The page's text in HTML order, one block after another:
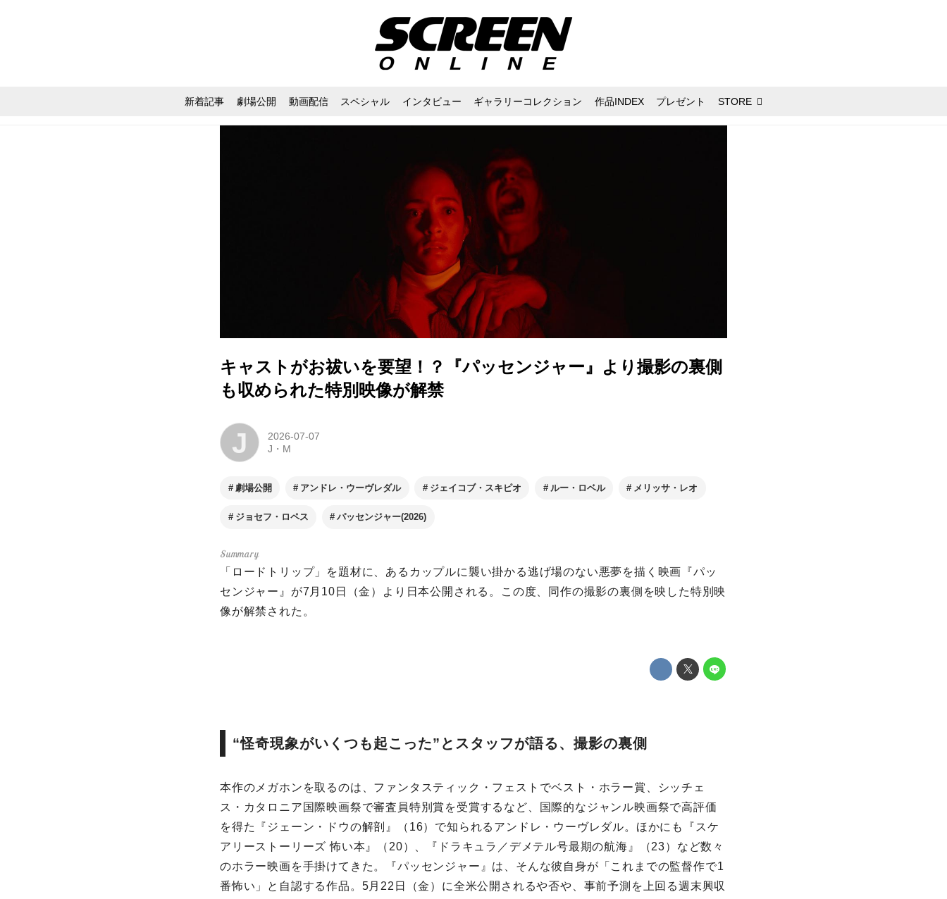
新着記事 劇場公開 動画配信 スペシャル インタビュー ギャラリーコレクション 作品INDEX プレゼント STORE
キャストがお祓いを要望！？『パッセンジャー』より撮影の裏側
も収められた特別映像が解禁
J
2026-07-07
J・M
劇場公開 アンドレ・ウーヴレダル ジェイコブ・スキピオ ルー・ロベル メリッサ・レオ
ジョセフ・ロペス パッセンジャー(2026)
「ロードトリップ」を題材に、あるカップルに襲い掛かる逃げ場のない悪夢を描く映画『パッ
センジャー』が7月10日（金）より日本公開される。この度、同作の撮影の裏側を映した特別映
像が解禁された。
“怪奇現象がいくつも起こった”とスタッフが語る、撮影の裏側
本作のメガホンを取るのは、ファンタスティック・フェストでベスト・ホラー賞、シッチェ
ス・カタロニア国際映画祭で審査員特別賞を受賞するなど、国際的なジャンル映画祭で高評価
を得た『ジェーン・ドウの解剖』（16）で知られるアンドレ・ウーヴレダル。ほかにも『スケ
アリーストーリーズ 怖い本』（20）、『ドラキュラ／デメテル号最期の航海』（23）など数々
のホラー映画を手掛けてきた。『パッセンジャー』は、そんな彼自身が「これまでの監督作で1
番怖い」と自認する作品。5月22日（金）に全米公開されるや否や、事前予測を上回る週末興収